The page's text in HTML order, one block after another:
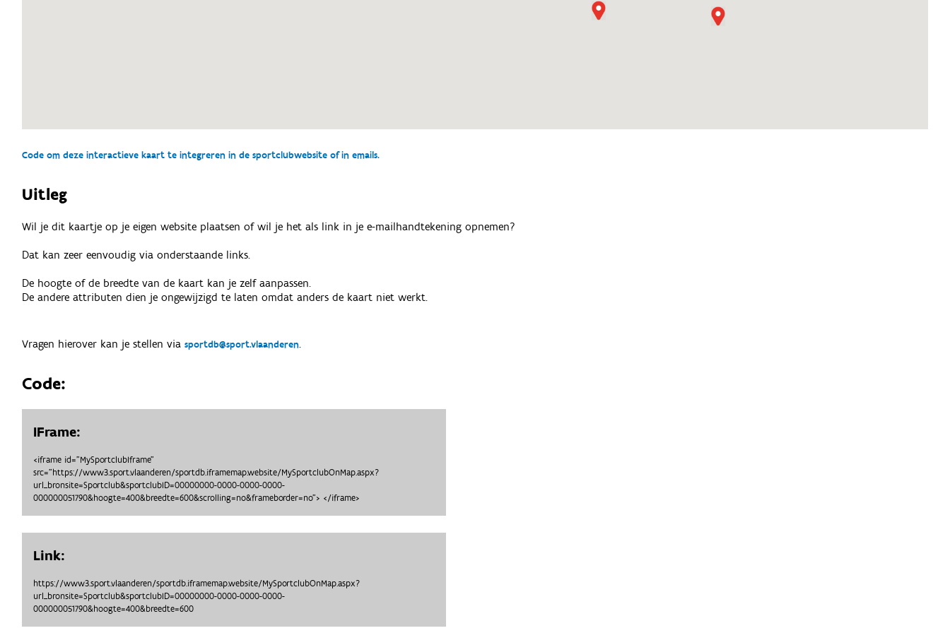
Code om deze interactieve kaart te integreren in de sportclubwebsite of in emails.
Uitleg
Wil je dit kaartje op je eigen website plaatsen of wil je het als link in je e-mailhandtekening opnemen?
Dat kan zeer eenvoudig via onderstaande links.
De hoogte of de breedte van de kaart kan je zelf aanpassen.
De andere attributen dien je ongewijzigd te laten omdat anders de kaart niet werkt.
Vragen hierover kan je stellen viasportdb@sport.vlaanderen.
Code:
IFrame:
<iframe id="MySportclubIframe"
src="https://www3.sport.vlaanderen/sportdb.iframemap.website/MySportclubOnMap.aspx?
url_bronsite=Sportclub&sportclubID=00000000-0000-0000-0000-
000000051790&hoogte=400&breedte=600&scrolling=no&frameborder=no"> </iframe>
Link:
https://www3.sport.vlaanderen/sportdb.iframemap.website/MySportclubOnMap.aspx?
url_bronsite=Sportclub&sportclubID=00000000-0000-0000-0000-
000000051790&hoogte=400&breedte=600